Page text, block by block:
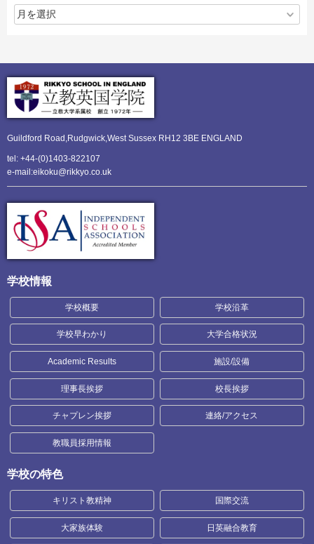
Guildford Road,Rudgwick,West Sussex RH12 3BE ENGLAND
tel: +44-(0)1403-822107
e-mail:eikoku@rikkyo.co.uk
学校情報
学校概要 学校沿革
学校早わかり 大学合格状況
Academic Results 施設/設備
理事長挨拶 校長挨拶
チャプレン挨拶 連絡/アクセス
教職員採用情報
学校の特色
キリスト教精神 国際交流
大家族体験 日英融合教育